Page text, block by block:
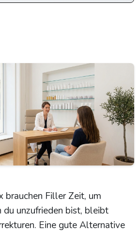
brauchen Filler Zeit, um
du unzufrieden bist, bleibt
Eine gute Alternative